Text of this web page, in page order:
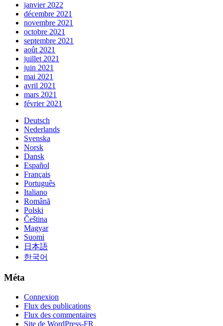
janvier 2022
décembre 2021
novembre 2021
octobre 2021
septembre 2021
août 2021
juillet 2021
juin 2021
mai 2021
avril 2021
mars 2021
février 2021
Deutsch
Nederlands
Svenska
Norsk
Dansk
Español
Français
Português
Italiano
Română
Polski
Čeština
Magyar
Suomi
日本語
한국어
Méta
Connexion
Flux des publications
Flux des commentaires
Site de WordPress-FR